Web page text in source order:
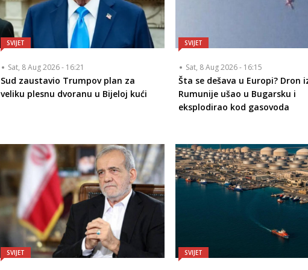
SVIJET
Sat, 8 Aug 2026 - 16:21
Sud zaustavio Trumpov plan za
veliku plesnu dvoranu u Bijeloj kući
SVIJET
Sat, 8 Aug 2026 - 16:15
Šta se dešava u Europi? Dron
Rumunije ušao u Bugarsku i
eksplodirao kod gasovoda
SVIJET SVIJET